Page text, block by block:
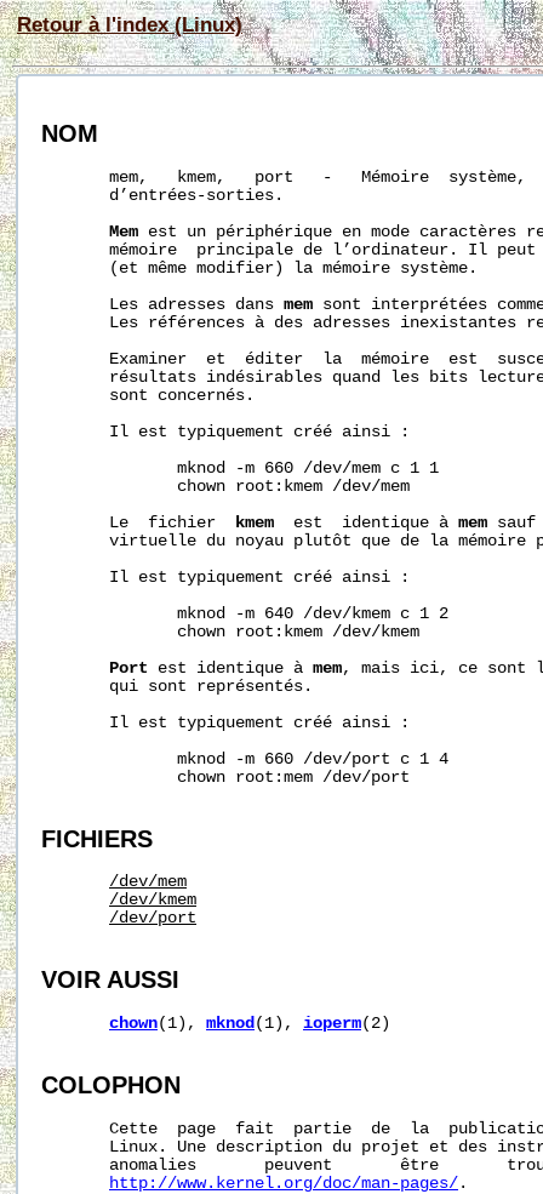
Retour à l'index (Linux)
NOM
mem,   kmem,   port   -   Mémoire  système,
       d’entrées-sorties.
Mem est un périphérique en mode caractères
mémoire  principale de l’ordinateur. Il
       (et même modifier) la mémoire système.
       Les adresses dans
mem sont interprétées
Les références à des adresses inexistantes
Examiner  et  éditer  la  mémoire  est
résultats indésirables quand les bits
       sont concernés.
       Il est typiquement créé ainsi :
              mknod -m 660 /dev/mem c 1 1
              chown root:kmem /dev/mem
       Le  fichier
kmem
  est  identique à
mem sauf
virtuelle du noyau plutôt que de la mémoire
       Il est typiquement créé ainsi :
              mknod -m 640 /dev/kmem c 1 2
              chown root:kmem /dev/kmem
Port est identique à mem, mais ici, ce sont
       qui sont représentés.
       Il est typiquement créé ainsi :
              mknod -m 660 /dev/port c 1 4
              chown root:mem /dev/port
FICHIERS
/dev/mem
/dev/kmem
/dev/port
VOIR AUSSI
chown(1), mknod (1), ioperm(2)
COLOPHON
Cette  page  fait  partie  de  la
Linux. Une description du projet et des
anomalies       peuvent       être
http://www.kernel.org/doc/man-pages/ .